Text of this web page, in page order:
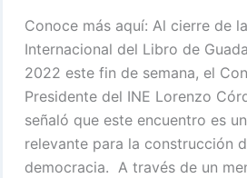
Conoce más aquí: Al cierre de
Internacional del Libro de
2022 este fin de semana, el
Presidente del INE Lorenzo
señaló que este encuentro es
relevante para la construcción
democracia. A través de un